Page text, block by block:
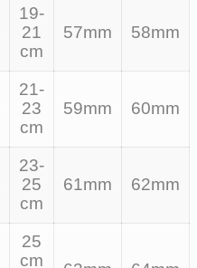
19-
21
cm
57mm 58mm
21-
23
cm
59mm 60mm
23-
25
cm
61mm 62mm
25
cm